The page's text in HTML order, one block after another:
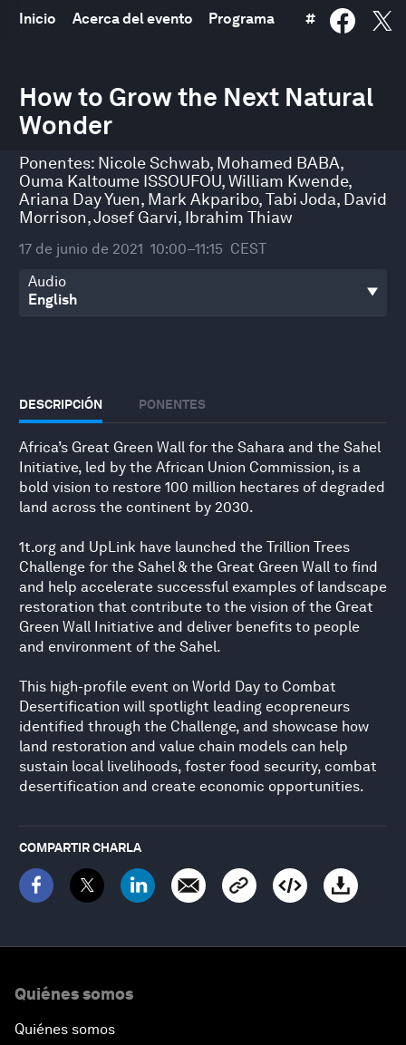
Inicio Acerca del evento Programa #
How to Grow the Next Natural
Wonder
Ponentes: Nicole Schwab, Mohamed BABA,
Ouma Kaltoume ISSOUFOU,William Kwende,
Ariana Day Yuen, Mark Akparibo,Tabi Joda, David
Morrison,Josef Garvi, Ibrahim Thiaw
17 de junio de 2021 10:00–11:15 CEST
Audio
DESCRIPCIÓN PONENTES
Africa’s Great Green Wall for the Sahara and the Sahel
Initiative, led by the African Union Commission, is a
bold vision to restore 100 million hectares of degraded
land across the continent by 2030.
1t.org and UpLink have launched the Trillion Trees
Challenge for the Sahel & the Great Green Wall to find
and help accelerate successful examples of landscape
restoration that contribute to the vision of the Great
Green Wall Initiative and deliver benefits to people
and environment of the Sahel.
This high-profile event on World Day to Combat
Desertification will spotlight leading ecopreneurs
identified through the Challenge, and showcase how
land restoration and value chain models can help
sustain local livelihoods, foster food security, combat
desertification and create economic opportunities.
COMPARTIR CHARLA
seconds
of
1
hour,
minutes,
29
seconds
Quiénes somos
Quiénes somos